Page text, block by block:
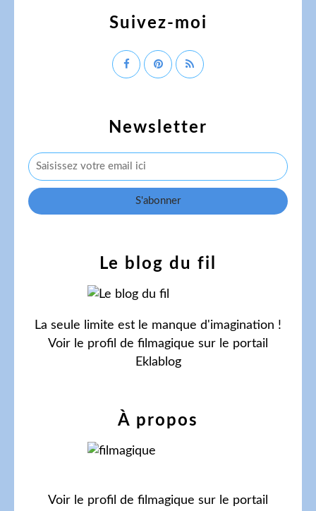
Newsletter
Le blog du fil
La seule limite est le manque d'imagination !
Voir le profil de filmagique sur le portail
Eklablog
Suivez-moi
À propos
Voir le profil de filmagique sur le portail